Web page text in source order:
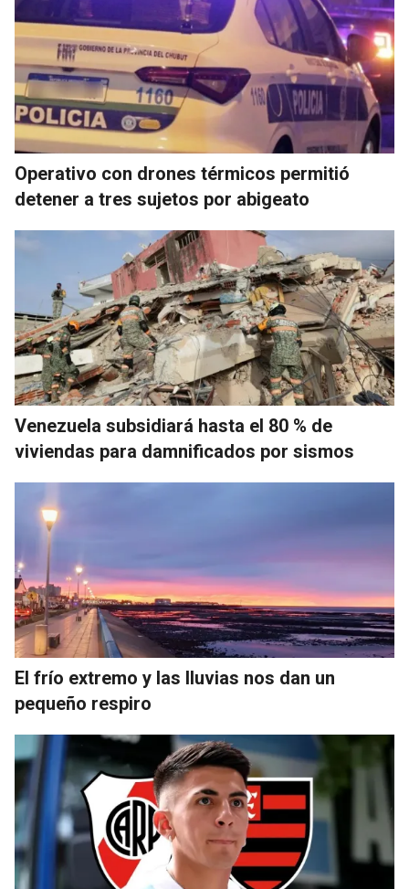
Operativo con drones térmicos permitió
detener a tres sujetos por abigeato
Venezuela subsidiará hasta el 80 % de
viviendas para damnificados por sismos
El frío extremo y las lluvias nos dan un
pequeño respiro